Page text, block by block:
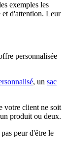
exemples les
et d'attention. Leur
personnalisée
, un sac
votre client ne soit
produit ou deux.
peur d'être le